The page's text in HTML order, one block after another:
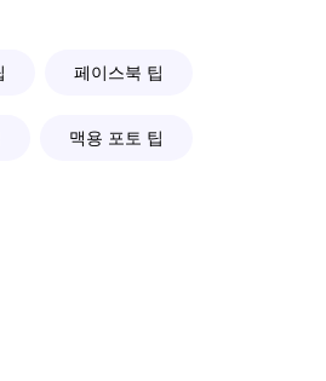
페이스북 팁
맥용 포토 팁